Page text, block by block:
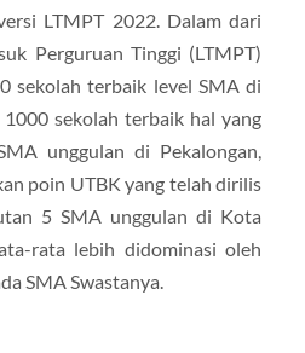
LTMPT 2022. Dalam dari
Perguruan Tinggi (LTMPT)
sekolah terbaik level SMA di
sekolah terbaik hal yang
unggulan di Pekalongan,
poin UTBK yang telah dirilis
5 SMA unggulan di Kota
rata lebih didominasi oleh
SMA Swastanya.